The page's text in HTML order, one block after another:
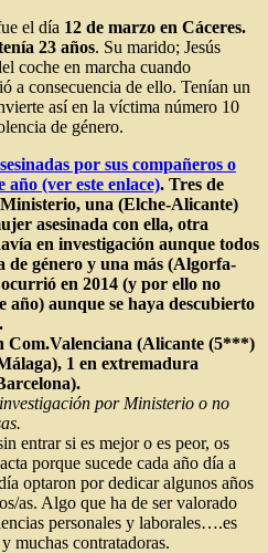
el día 12 de marzo en Cáceres.
23 años. Su marido; Jesús
coche en marcha cuando
a consecuencia de ello. Tenían un
así en la víctima número 10
de género.
por sus compañeros o
año (ver este enlace). Tres de
una (Elche-Alicante)
asesinada con ella, otra
en investigación aunque todos
de género y una más (Algorfa-
en 2014 (y por ello no
año) aunque se haya descubierto
Com.Valenciana (Alicante (5***)
1 en extremadura
por Ministerio o no
entrar si es mejor o es peor, os
porque sucede cada año día a
optaron por dedicar algunos años
as. Algo que ha de ser valorado
personales y laborales….es
muchas contratadoras.